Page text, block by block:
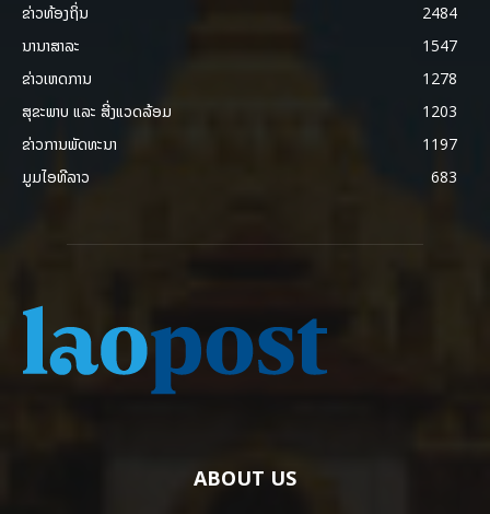
ຂ່າວທ້ອງຖິ່ນ
2484
ນານາສາລະ
1547
ຂ່າວເຫດການ
1278
ສຸຂະພາບ ແລະ ສີ່ງແວດລ້ອມ
1203
ຂ່າວການພັດທະນາ
1197
ມູມໄອທີລາວ
683
ABOUT US